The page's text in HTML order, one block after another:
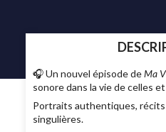
🎧 Un nouvel épisode deMa
sonore dans la vie de celles
Portraits authentiques,
singulières.